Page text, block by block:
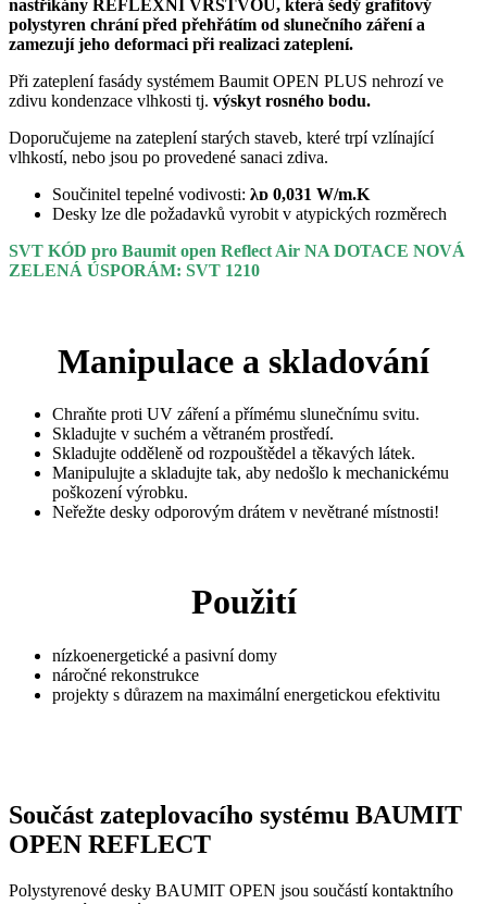
nastříkány REFLEXNÍ VRSTVOU, která šedý grafitový
polystyren chrání před přehřátím od slunečního záření a
zamezují jeho deformaci při realizaci zateplení.
Při zateplení fasády systémem Baumit OPEN PLUS nehrozí ve
zdivu kondenzace vlhkosti tj. výskyt rosného bodu.
Doporučujeme na zateplení starých staveb, které trpí vzlínající
vlhkostí, nebo jsou po provedené sanaci zdiva.
Součinitel tepelné vodivosti: λᴅ 0,031 W/m.K
Desky lze dle požadavků vyrobit v atypických rozměrech
SVT KÓD pro Baumit open Reflect Air NA DOTACE NOVÁ
ZELENÁ ÚSPORÁM: SVT 1210
Manipulace a skladování
Chraňte proti UV záření a přímému slunečnímu svitu.
Skladujte v suchém a větraném prostředí.
Skladujte odděleně od rozpouštědel a těkavých látek.
Manipulujte a skladujte tak, aby nedošlo k mechanickému
poškození výrobku.
Neřežte desky odporovým drátem v nevětrané místnosti!
Použití
nízkoenergetické a pasivní domy
náročné rekonstrukce
projekty s důrazem na maximální energetickou efektivitu
Součást zateplovacího systému BAUMIT
OPEN REFLECT
Polystyrenové desky BAUMIT OPEN jsou součástí kontaktního